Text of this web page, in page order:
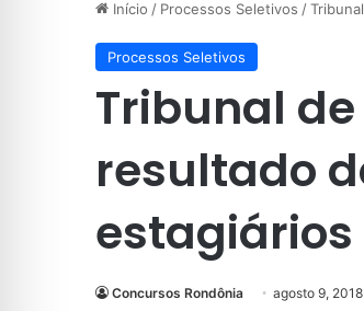
Início / Processos Seletivos /
Processos Seletivos
Tribunal
resultado
estagiários
Concursos Rondônia agosto 9, 2018